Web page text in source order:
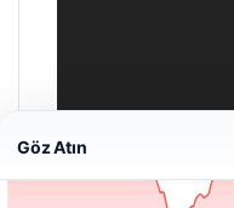
Hastaş Beton
Göz Atın